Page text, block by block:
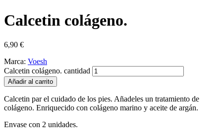
Calcetin colágeno.
6,90 €
Marca: Voesh
Calcetin colágeno. cantidad
Añadir al carrito
Calcetin par el cuidado de los pies. Añadeles un tratamiento de
colágeno. Enriquecido con colágeno marino y aceite de argán.
Envase con 2 unidades.